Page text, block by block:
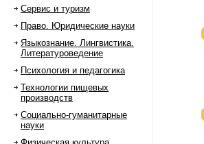
Сервис и туризм
Право. Юридические науки
Языкознание. Лингвистика.
Литературоведение
Психология и педагогика
Технологии пищевых
производств
Социально-гуманитарные
науки